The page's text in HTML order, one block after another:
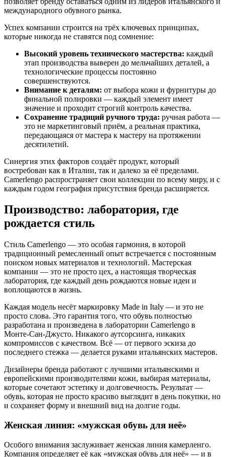
международного обувного рынка.
Успех компании строится на трёх ключевых принципах,
которые никогда не ставятся под сомнение:
Высокий уровень технического мастерства: каждый
этап производства выверен до мельчайших деталей, а
технологические процессы постоянно
совершенствуются.
Внимание к деталям: от выбора кожи и фурнитуры до
финальной полировки — каждый элемент имеет
значение и проходит строгий контроль качества.
Сохранение традиций ручного труда: ручная работа —
это не маркетинговый приём, а реальная практика,
передающаяся от мастера к мастеру на протяжении
десятилетий.
Синергия этих факторов создаёт продукт, который
востребован как в Италии, так и далеко за её пределами.
Camerlengo распространяет свои коллекции по всему миру, и с
каждым годом география присутствия бренда расширяется.
Производство: лаборатория, где
рождается стиль
Стиль Camerlengo — это особая гармония, в которой
традиционный ремесленный опыт встречается с постоянным
поиском новых материалов и технологий. Мастерская
компании — это не просто цех, а настоящая творческая
лаборатория, где каждый день рождаются новые идеи и
воплощаются в жизнь.
Каждая модель несёт маркировку Made in Italy — и это не
просто слова. Это гарантия того, что обувь полностью
разработана и произведена в лаборатории Camerlengo в
Монте-Сан-Джусто. Никакого аутсорсинга, никаких
компромиссов с качеством. Всё — от первого эскиза до
последнего стежка — делается руками итальянских мастеров.
Дизайнеры бренда работают с лучшими итальянскими и
европейскими производителями кожи, выбирая материалы,
которые сочетают эстетику и долговечность. Результат —
обувь, которая не просто красиво выглядит в день покупки, но
и сохраняет форму и внешний вид на долгие годы.
Женская линия: «мужская обувь для неё»
Особого внимания заслуживает женская линия камерленго.
Компания определяет её как «мужская обувь для неё» — и в